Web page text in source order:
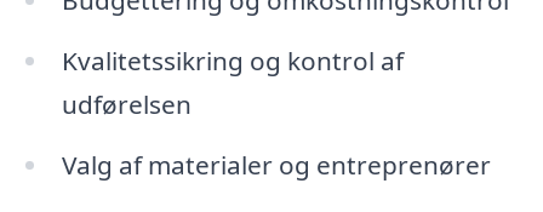
Kvalitetssikring og kontrol af
udførelsen
Valg af materialer og entreprenører